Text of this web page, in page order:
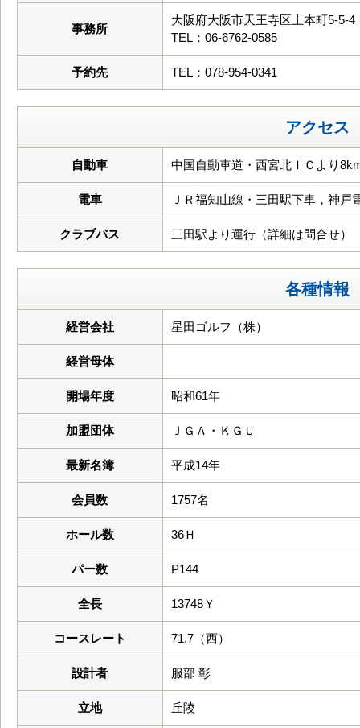
事務所
大阪府大阪市天王寺区上本町5-5-4
TEL：06-6762-0585
予約先 TEL：078-954-0341
アクセス
自動車 中国自動車道・西宮北ＩＣより
電車 ＪＲ福知山線・三田駅下車，神戸
クラブバス 三田駅より運行（詳細は問合せ）
各種情報
経営会社 星田ゴルフ（株）
経営母体
開場年度 昭和61年
加盟団体 ＪＧＡ・ＫＧＵ
最新名簿 平成14年
会員数 1757名
ホール数 36Ｈ
パー数 P144
全長 13748Ｙ
コースレート 71.7（西）
設計者 服部 彰
立地 丘陵